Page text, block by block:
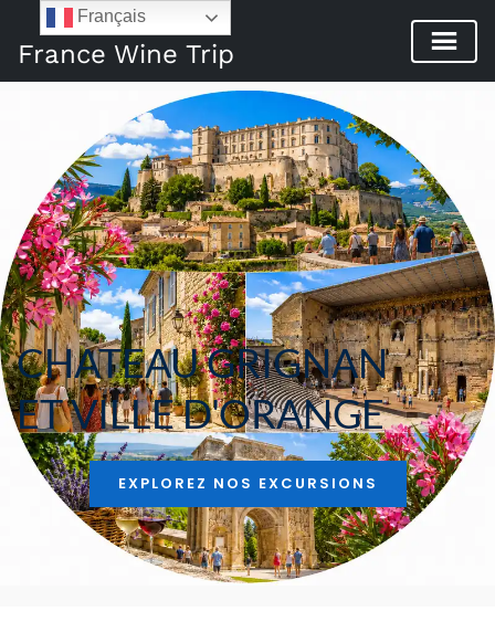
France Wine Trip
CHATEAU GRIGNAN
ET VILLE D'ORANGE
EXPLOREZ NOS EXCURSIONS
Français